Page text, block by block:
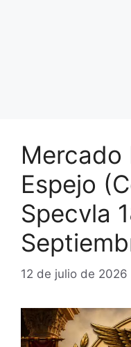
Mercado
Espejo
Specvla
12 de julio de 2026